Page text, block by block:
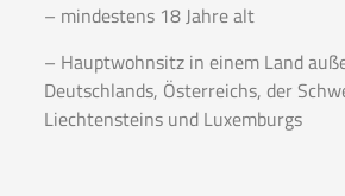
– mindestens 18 Jahre alt
– Hauptwohnsitz in einem Land
Deutschlands, Österreichs, der
Liechtensteins und Luxemburgs